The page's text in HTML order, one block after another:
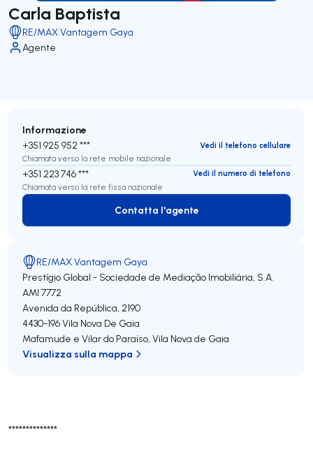
Carla Baptista
RE/MAX Vantagem Gaya
Agente
**************
Informazione
+351 925 952 ***
Vedi il telefono cellulare
Chiamata verso la rete mobile nazionale
+351 223 746 ***
Vedi il numero di telefono
Chiamata verso la rete fissa nazionale
Contatta l'agente
Contatta l'agente
RE/MAX Vantagem Gaya
Prestígio Global - Sociedade de Mediação Imobiliária, S.A.
AMI 7772
Avenida da República, 2190
4430-196Vila Nova De Gaia
Mafamude e Vilar do Paraíso, Vila Nova de Gaia
Visualizza sulla mappa